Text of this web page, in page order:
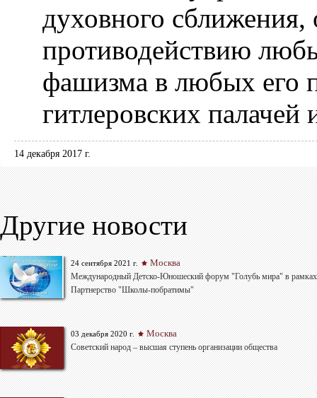
духовного
противодействию
фашизма в любых его
гитлеровских
14 декабря 2017 г.
Другие новости
24 сентября 2021 г. Москва
Международный Детско-Юношеский форум "Голубь мира" в рамках
Партнерство "Школы-побратимы"
03 декабря 2020 г. Москва
Советский народ – высшая ступень организации общества